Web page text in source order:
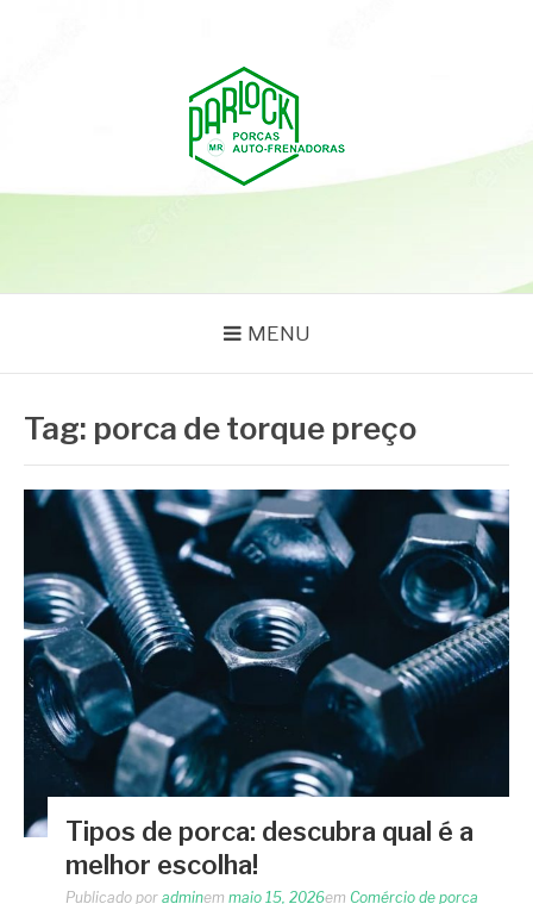
MENU
Tag: porca de torque preço
Tipos de porca: descubra qual é a
melhor escolha!
Publicado por adminem maio 15, 2026em Comércio de porca